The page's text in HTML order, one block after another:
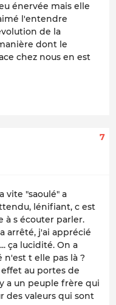
énervée mais elle
l'entendre
de la
dont le
chez nous en est
7
vite "saoulé" a
lénifiant, c est
s écouter parler.
arrêté, j'ai apprécié
ça lucidité. On a
t elle pas là ?
au portes de
a un peuple frère qui
des valeurs qui sont